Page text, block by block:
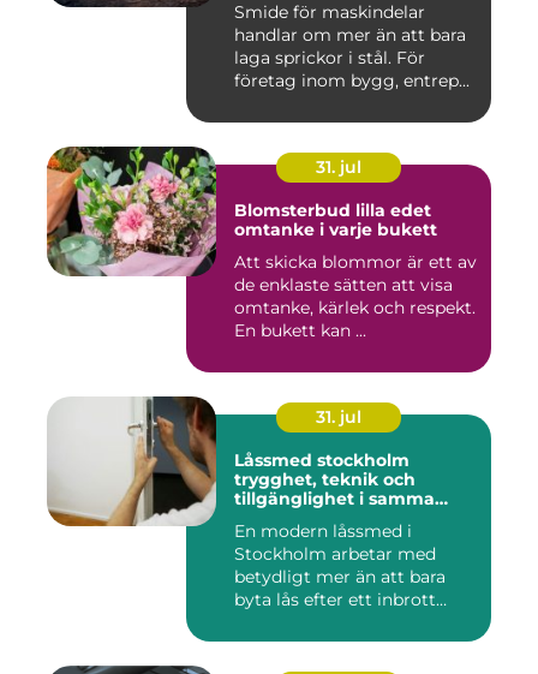
Smide för maskindelar
handlar om mer än att bara
laga sprickor i stål. För
företag inom bygg, entrep...
31. jul
Blomsterbud lilla edet
omtanke i varje bukett
Att skicka blommor är ett av
de enklaste sätten att visa
omtanke, kärlek och respekt.
En bukett kan ...
31. jul
Låssmed stockholm
trygghet, teknik och
tillgänglighet i samma
En modern låssmed i
Stockholm arbetar med
betydligt mer än att bara
byta lås efter ett inbrott